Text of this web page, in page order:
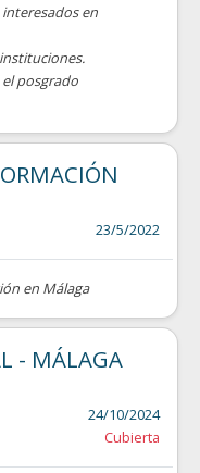
en
posgrado
23/5/2022
en Málaga
- MÁLAGA
24/10/2024
Cubierta